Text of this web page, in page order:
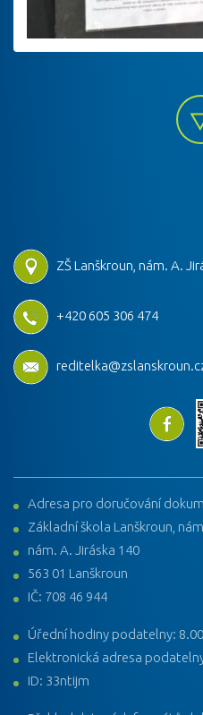
ZŠ Lanškroun, nám. A.
+420 605 306 474
Adresa pro doručování
Základní škola Lanškroun,
nám. A. Jiráska 140
563 01 Lanškroun
IČ: 708 46 944
Úřední hodiny podatelny:
Elektronická adresa
ID: 33ntijm